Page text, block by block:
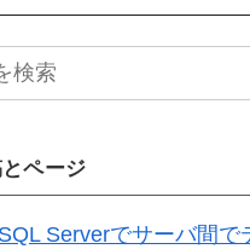
ページ
SQL Serverでサーバ間で